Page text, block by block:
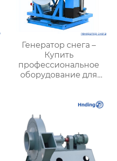
Генератор снега –
Купить
профессиональное
оборудование для